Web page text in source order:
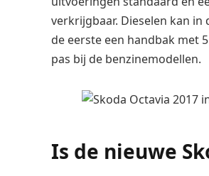
verkrijgbaar. Dieselen kan in
de eerste een handbak met
pas bij de benzinemodellen.
Is de nieuwe